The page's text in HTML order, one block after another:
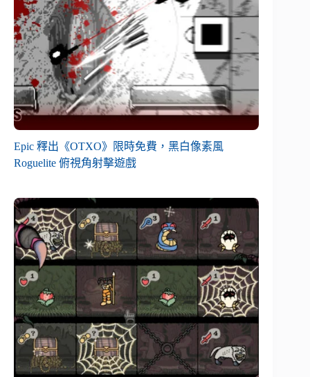
Epic 釋出《OTXO》限時免費，黑白像素風
Roguelite 俯視角射擊遊戲